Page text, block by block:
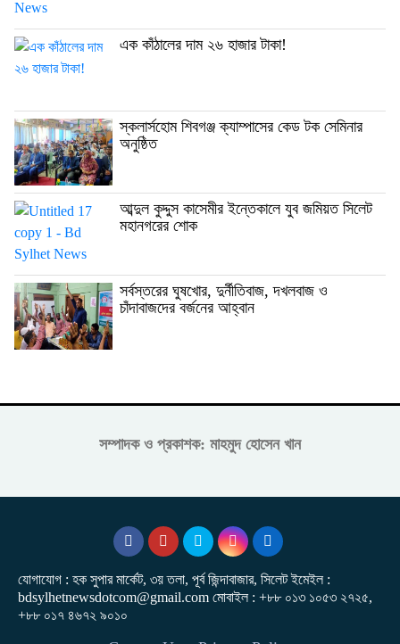
এক কাঁঠালের দাম ২৬ হাজার টাকা!
স্কলার্সহোম শিবগঞ্জ ক্যাম্পাসের কেড টক সেমিনার
অনুষ্ঠিত
আব্দুল কুদ্দুস কাসেমীর ইন্তেকালে যুব জমিয়ত সিলেট
মহানগরের শোক
সর্বস্তরের ঘুষখোর, দুর্নীতিবাজ, দখলবাজ ও
চাঁদাবাজদের বর্জনের আহ্বান
সম্পাদক ও প্রকাশক: মাহমুদ হোসেন খান
যোগাযোগ : হক সুপার মার্কেট, ৩য় তলা, পূর্ব জিন্দাবাজার, সিলেট ইমেইল :
bdsylhetnewsdotcom@gmail.com মোবাইল : +৮৮ ০১৩ ১০৫৩ ২৭২৫,
+৮৮ ০১৭ ৪৬৭২ ৯০১০